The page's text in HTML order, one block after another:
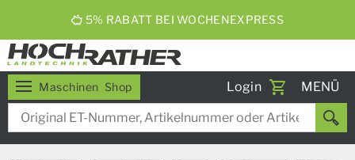
5% RABATT BEI WOCHENEXPRESS
Maschinen Shop Login
Toggle
MENÜ